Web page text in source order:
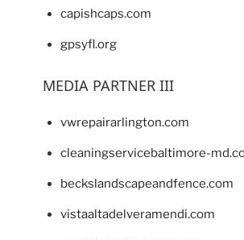
capishcaps.com
gpsyfl.org
MEDIA PARTNER III
vwrepairarlington.com
cleaningservicebaltimore-
beckslandscapeandfence.com
vistaaltadelveramendi.com